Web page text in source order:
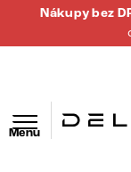
Nákupy bez
Menu